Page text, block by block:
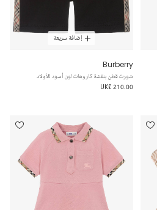
إضافة سريعة
Burberry
شورت قطن بنقشة كاروهات لون أسود للأولاد
UK£ 210.00